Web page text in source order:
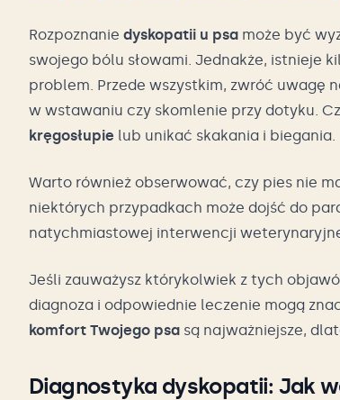
Rozpoznanie dyskopatii u psa może być
swojego bólu słowami. Jednakże, istnieje
problem. Przede wszystkim, zwróć uwagę
w wstawaniu czy skomlenie przy dotyku.
kręgosłupie lub unikać skakania i biegania.
Warto również obserwować, czy pies nie
niektórych przypadkach może dojść do
natychmiastowej interwencji
Jeśli zauważysz którykolwiek z tych
diagnoza i odpowiednie leczenie mogą
komfort Twojego psa są najważniejsze,
Diagnostyka dyskopatii: Jak